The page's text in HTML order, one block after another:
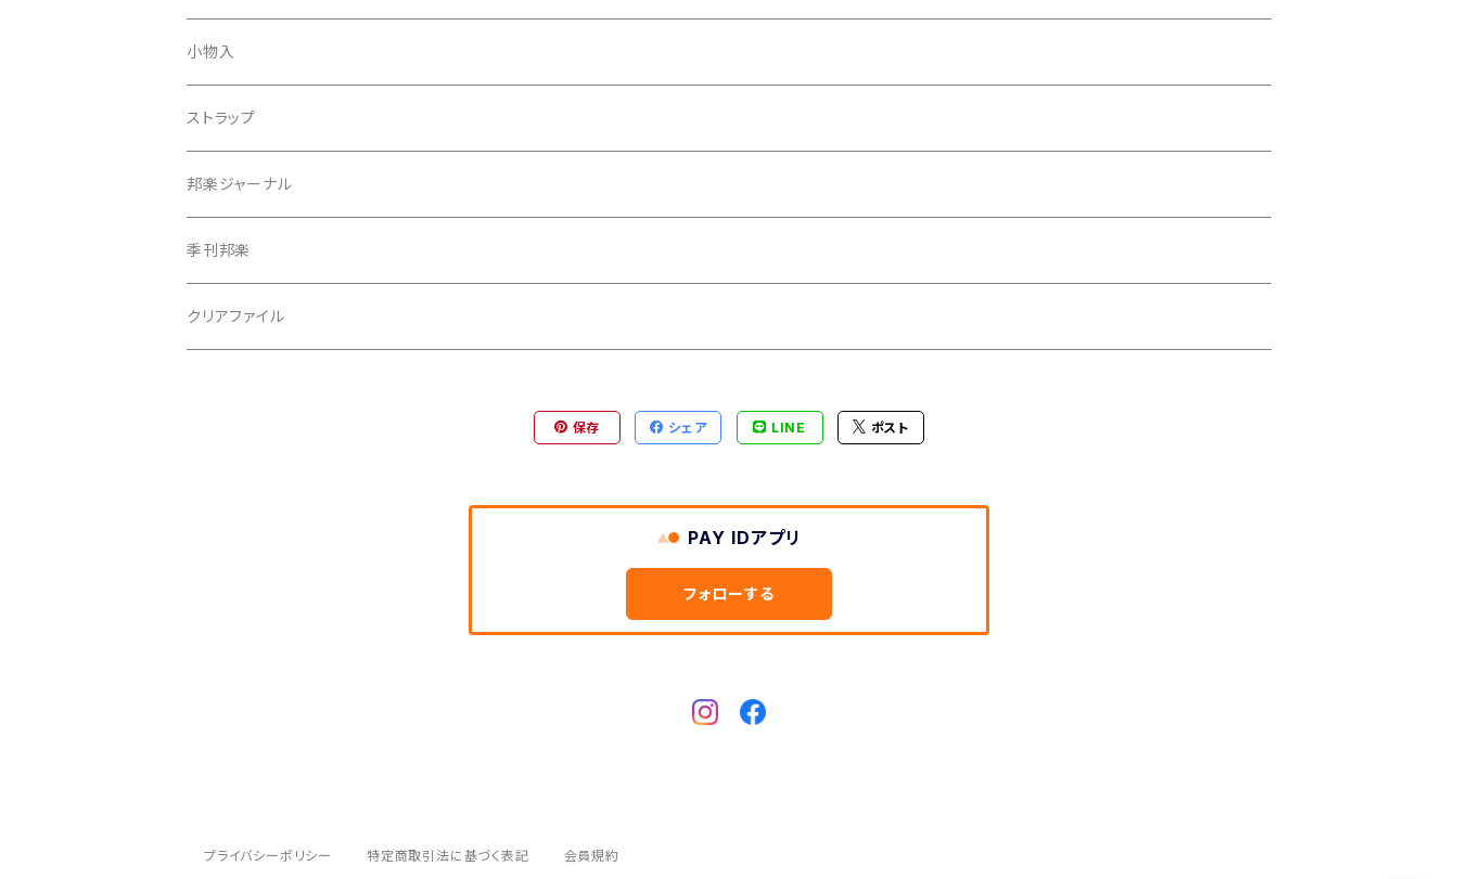
天神巾着
指すり
つぼシール
撥皮・撥皮のり
胴板
小物入
ストラップ
邦楽ジャーナル
季刊邦楽
クリアファイル
保存 シェア LINE ポスト
PAY IDアプリ
フォローする
プライバシーポリシー 特定商取引法に基づく表記 会員規約